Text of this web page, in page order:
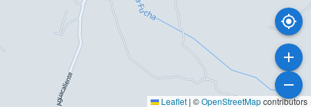
Leaflet | ©OpenStreetMapcontributors